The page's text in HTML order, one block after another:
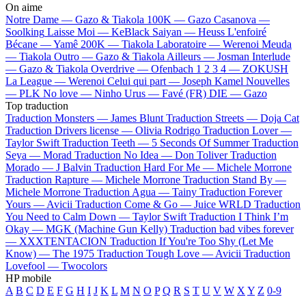
On aime
Notre Dame — Gazo & Tiakola 100K — Gazo Casanova —
Soolking Laisse Moi — KeBlack Saiyan — Heuss L'enfoiré
Bécane —Yamê 200K — Tiakola Laboratoire — Werenoi Meuda
— Tiakola Outro — Gazo & Tiakola Ailleurs — Josman Interlude
— Gazo & Tiakola Overdrive — Ofenbach 1 2 3 4 — ZOKUSH
La League — Werenoi Celui qui part — Joseph Kamel Nouvelles
— PLK No love — Ninho Urus — Favé (FR) DIE — Gazo
Top traduction
Traduction Monsters — James Blunt Traduction Streets — Doja Cat
Traduction Drivers license — Olivia Rodrigo Traduction Lover —
Taylor Swift Traduction Teeth — 5 Seconds Of Summer Traduction
Seya — Morad Traduction No Idea — Don Toliver Traduction
Morado — J Balvin Traduction Hard For Me — Michele Morrone
Traduction Rapture — Michele Morrone Traduction Stand By —
Michele Morrone Traduction Agua — Tainy Traduction Forever
Yours — Avicii Traduction Come & Go — Juice WRLD Traduction
You Need to Calm Down — Taylor Swift Traduction I Think I’m
Okay — MGK (Machine Gun Kelly) Traduction bad vibes forever
— XXXTENTACION Traduction If You're Too Shy (Let Me
Know) — The 1975 Traduction Tough Love — Avicii Traduction
Lovefool — Twocolors
HP mobile
A B C D E F G H I J K L M N O P Q R S T U V W X Y Z 0-9